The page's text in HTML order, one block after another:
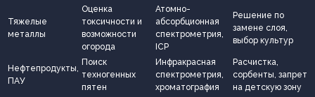
Тяжелые
металлы
Оценка
токсичности и
возможности
огорода
Атомно-
абсорбционная
спектрометрия,
ICP
Решение по
замене слоя,
выбор культур
Нефтепродукты,
ПАУ
Поиск
техногенных
пятен
Инфракрасная
спектрометрия,
хроматография
Расчистка,
сорбенты, запрет
на детскую зону